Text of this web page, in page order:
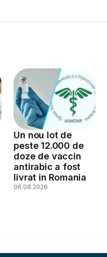
Un nou lot de
peste 12.000 de
doze de vaccin
antirabic a fost
livrat in Romania
06.08.2026